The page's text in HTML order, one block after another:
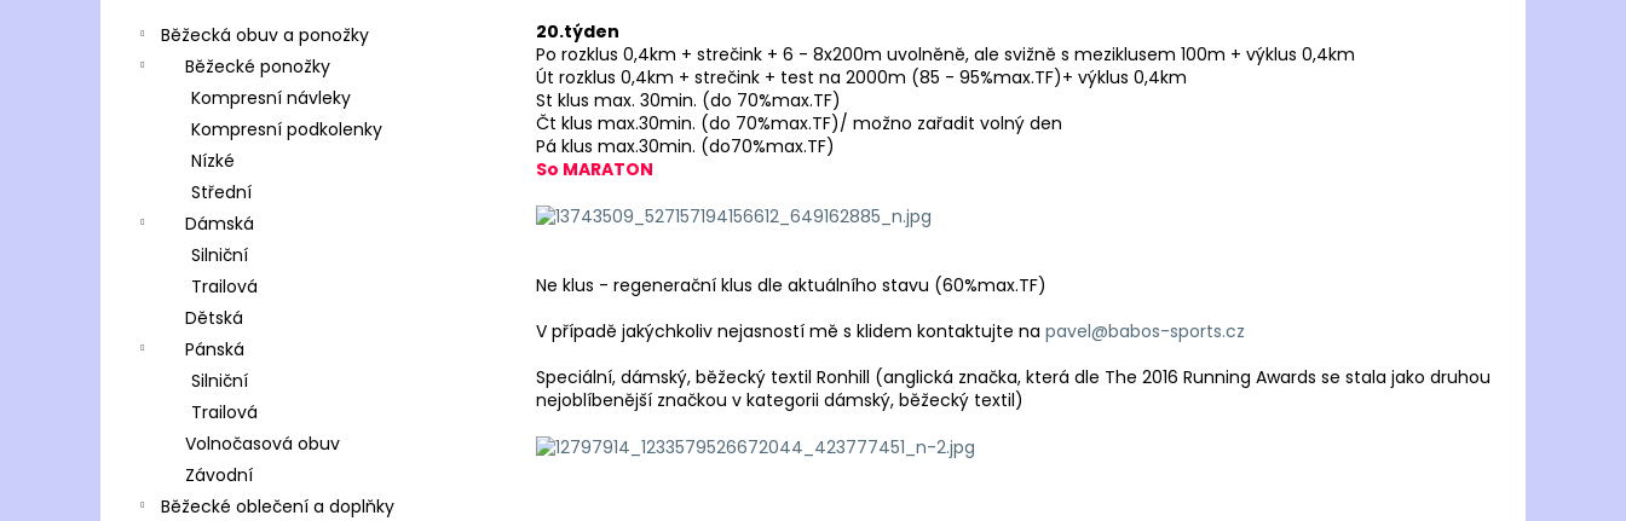
Běžecká obuv a ponožky
Běžecké ponožky
Kompresní návleky
Kompresní podkolenky
Nízké
Střední
Dámská
Silniční
Trailová
Dětská
Pánská
Silniční
Trailová
Volnočasová obuv
Závodní
Běžecké oblečení a doplňky
20.týden
Po rozklus 0,4km + strečink + 6 - 8x200m uvolněně, ale svižně s meziklusem 100m + výklus 0,4km
Út rozklus 0,4km + strečink + test na 2000m (85 - 95%max.TF)+ výklus 0,4km
St klus max. 30min. (do 70%max.TF)
Čt klus max.30min. (do 70%max.TF)/ možno zařadit volný den
Pá klus max.30min. (do70%max.TF)
So MARATON
Ne klus - regenerační klus dle aktuálního stavu (60%max.TF)
V případě jakýchkoliv nejasností mě s klidem kontaktujte na pavel@babos-sports.cz
Speciální, dámský, běžecký textil Ronhill (anglická značka, která dle The 2016 Running Awards se stala jako druhou
nejoblíbenější značkou v kategorii dámský, běžecký textil)